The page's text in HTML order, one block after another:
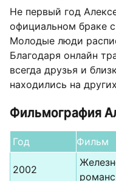
Не первый год
официальном браке
Молодые люди
Благодаря онлайн
всегда друзья и
находились на
Фильмография
Год Фильм
2002
романс